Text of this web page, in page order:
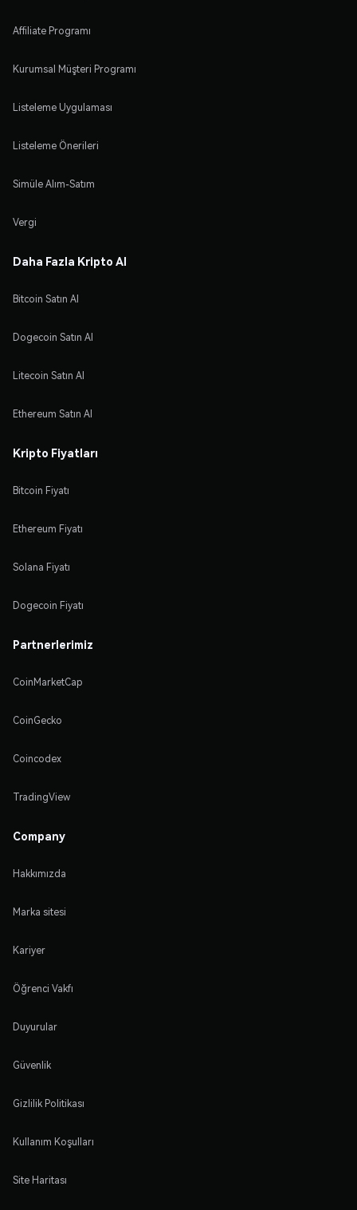
Affiliate Programı
Kurumsal Müşteri Programı
Listeleme Uygulaması
Listeleme Önerileri
Simüle Alım-Satım
Vergi
Daha Fazla Kripto Al
Bitcoin Satın Al
Dogecoin Satın Al
Litecoin Satın Al
Ethereum Satın Al
Kripto Fiyatları
Bitcoin Fiyatı
Ethereum Fiyatı
Solana Fiyatı
Dogecoin Fiyatı
Partnerlerimiz
CoinMarketCap
CoinGecko
Coincodex
TradingView
Company
Hakkımızda
Marka sitesi
Kariyer
Öğrenci Vakfı
Duyurular
Güvenlik
Gizlilik Politikası
Kullanım Koşulları
Site Haritası